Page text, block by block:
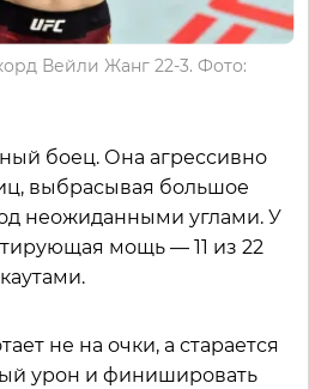
Вейли Жанг 22-3. Фото:
боец. Она агрессивно
выбрасывая большое
неожиданными углами. У
мощь — 11 из 22
не на очки, а старается
урон и финишировать